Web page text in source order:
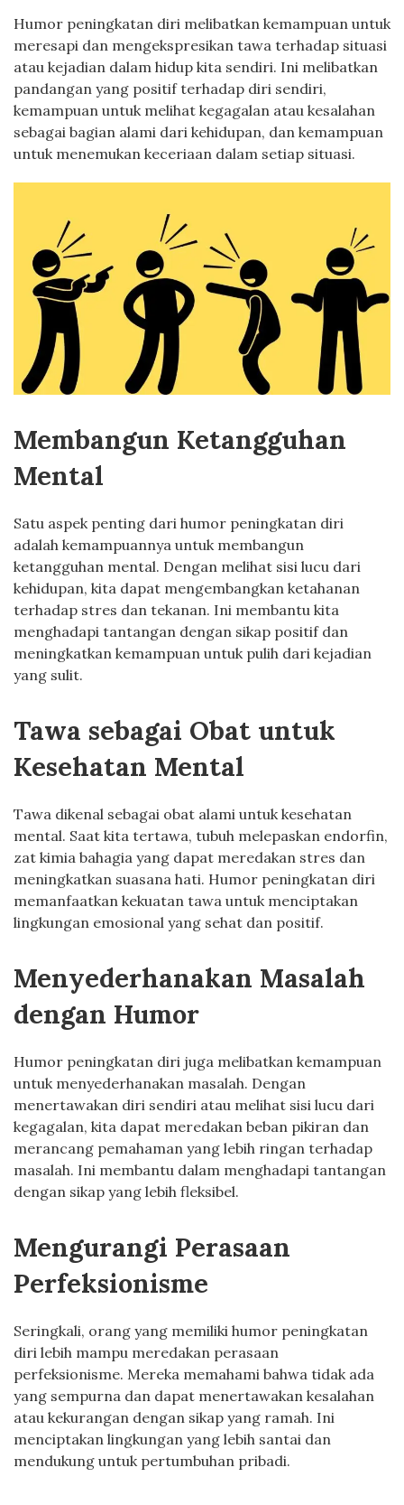
Humor peningkatan diri melibatkan kemampuan untuk
meresapi dan mengekspresikan tawa terhadap situasi
atau kejadian dalam hidup kita sendiri. Ini melibatkan
pandangan yang positif terhadap diri sendiri,
kemampuan untuk melihat kegagalan atau kesalahan
sebagai bagian alami dari kehidupan, dan kemampuan
untuk menemukan keceriaan dalam setiap situasi.
Membangun Ketangguhan
Mental
Satu aspek penting dari humor peningkatan diri
adalah kemampuannya untuk membangun
ketangguhan mental. Dengan melihat sisi lucu dari
kehidupan, kita dapat mengembangkan ketahanan
terhadap stres dan tekanan. Ini membantu kita
menghadapi tantangan dengan sikap positif dan
meningkatkan kemampuan untuk pulih dari kejadian
yang sulit.
Tawa sebagai Obat untuk
Kesehatan Mental
Tawa dikenal sebagai obat alami untuk kesehatan
mental. Saat kita tertawa, tubuh melepaskan endorfin,
zat kimia bahagia yang dapat meredakan stres dan
meningkatkan suasana hati. Humor peningkatan diri
memanfaatkan kekuatan tawa untuk menciptakan
lingkungan emosional yang sehat dan positif.
Menyederhanakan Masalah
dengan Humor
Humor peningkatan diri juga melibatkan kemampuan
untuk menyederhanakan masalah. Dengan
menertawakan diri sendiri atau melihat sisi lucu dari
kegagalan, kita dapat meredakan beban pikiran dan
merancang pemahaman yang lebih ringan terhadap
masalah. Ini membantu dalam menghadapi tantangan
dengan sikap yang lebih fleksibel.
Mengurangi Perasaan
Perfeksionisme
Seringkali, orang yang memiliki humor peningkatan
diri lebih mampu meredakan perasaan
perfeksionisme. Mereka memahami bahwa tidak ada
yang sempurna dan dapat menertawakan kesalahan
atau kekurangan dengan sikap yang ramah. Ini
menciptakan lingkungan yang lebih santai dan
mendukung untuk pertumbuhan pribadi.